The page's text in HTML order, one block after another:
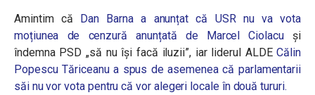
Amintim că Dan Barna a anunțat că USR nu va vota
moțiunea de cenzură anunțată de Marcel Ciolacuși
îndemna PSD „să nu își facă iluzii”, iar liderul ALDECălin
Popescu Tăriceanu a spus de asemenea că parlamentarii
săi nu vor vota pentru că vor alegeri locale în două tururi.